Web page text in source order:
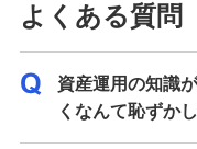
よくある質問
資産運用の知識
くなんて恥ずか